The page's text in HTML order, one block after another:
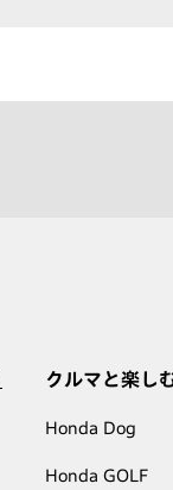
クルマと楽し
Honda Dog
Honda GOLF